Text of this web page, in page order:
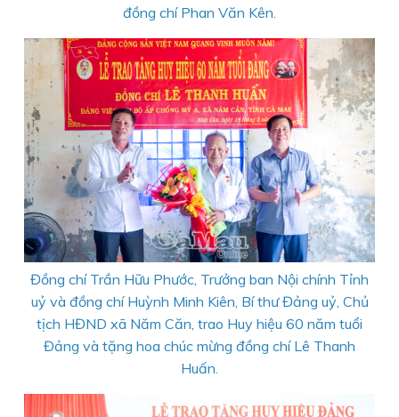
đồng chí Phan Văn Kên.
Đồng chí Trần Hữu Phước, Trưởng ban Nội chính Tỉnh
uỷ và đồng chí Huỳnh Minh Kiên, Bí thư Đảng uỷ, Chủ
tịch HĐND xã Năm Căn, trao Huy hiệu 60 năm tuổi
Đảng và tặng hoa chúc mừng đồng chí Lê Thanh
Huấn.